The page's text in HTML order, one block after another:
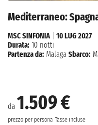
Mediterraneo:
da 1.509 €
prezzo per persona Tasse incluse
MSC SINFONIA| 10 LUG 2027
Durata: 10 notti
Partenza da: Malaga Sbarco: